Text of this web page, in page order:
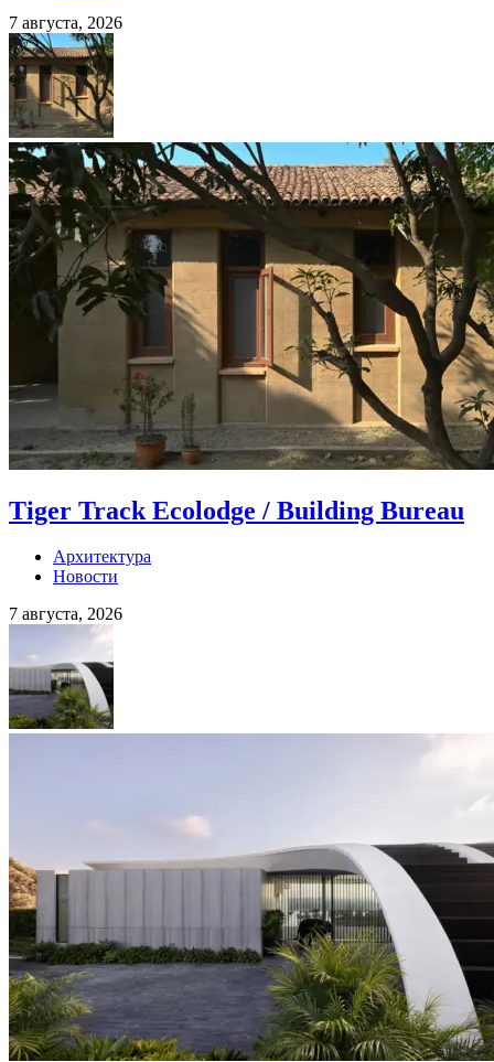
7 августа, 2026
Tiger Track Ecolodge / Building Bureau
Архитектура
Новости
7 августа, 2026